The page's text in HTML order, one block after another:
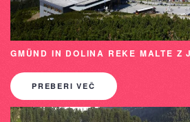
GMÜND IN DOLINA REKE MALTE Z
PREBERI VEČ